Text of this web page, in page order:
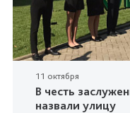
11 октября
В честь
назвали улицу